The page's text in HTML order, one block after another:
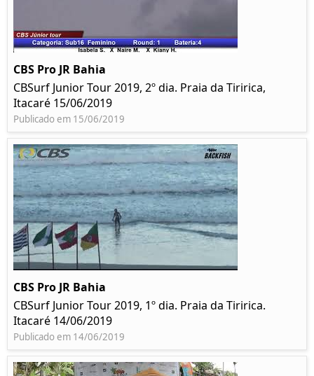
CBS Pro JR Bahia
CBSurf Junior Tour 2019, 2º dia. Praia da Tiririca,
Itacaré 15/06/2019
Publicado em 15/06/2019
CBS Pro JR Bahia
CBSurf Junior Tour 2019, 1º dia. Praia da Tiririca.
Itacaré 14/06/2019
Publicado em 14/06/2019